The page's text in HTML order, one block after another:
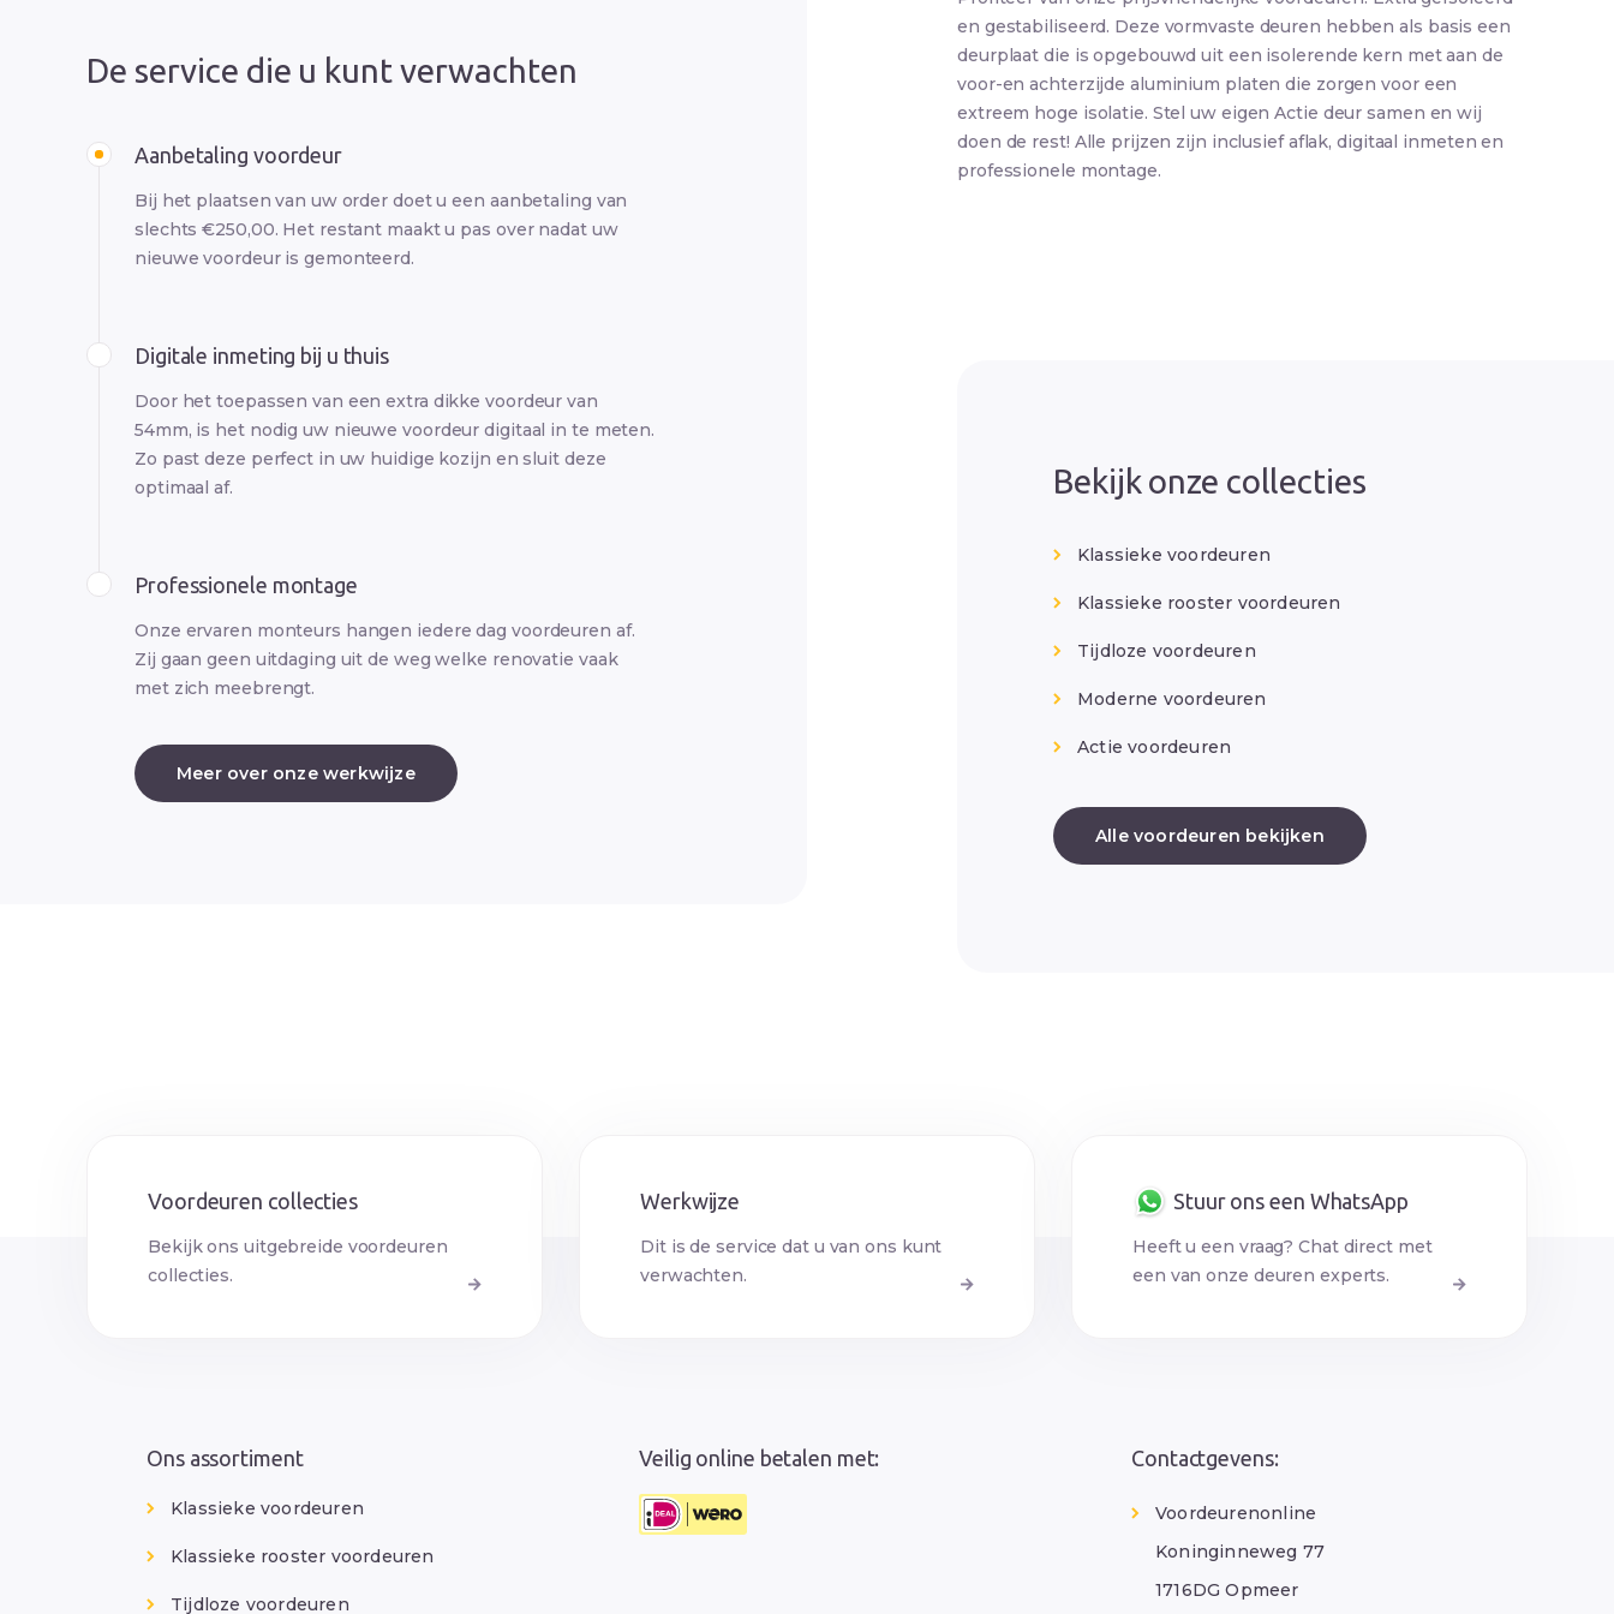
De service die u kunt verwachten
Aanbetaling voordeur
Bij het plaatsen van uw order doet u een aanbetaling van
slechts €250,00. Het restant maakt u pas over nadat uw
nieuwe voordeur is gemonteerd.
Digitale inmeting bij u thuis
Door het toepassen van een extra dikke voordeur van
54mm, is het nodig uw nieuwe voordeur digitaal in te meten.
Zo past deze perfect in uw huidige kozijn en sluit deze
optimaal af.
Professionele montage
Onze ervaren monteurs hangen iedere dag voordeuren af.
Zij gaan geen uitdaging uit de weg welke renovatie vaak
met zich meebrengt.
Meer over onze werkwijze
en gestabiliseerd. Deze vormvaste deuren hebben als basis een
deurplaat die is opgebouwd uit een isolerende kern met aan de
voor-en achterzijde aluminium platen die zorgen voor een
extreem hoge isolatie. Stel uw eigen Actie deur samen en wij
doen de rest! Alle prijzen zijn inclusief aflak, digitaal inmeten en
professionele montage.
Bekijk onze collecties
Klassieke voordeuren
Klassieke rooster voordeuren
Tijdloze voordeuren
Moderne voordeuren
Actie voordeuren
Alle voordeuren bekijken
Voordeuren collecties
Bekijk ons uitgebreide voordeuren
collecties.
Werkwijze
Dit is de service dat u van ons kunt
verwachten.
Stuur ons een WhatsApp
Heeft u een vraag? Chat direct met
een van onze deuren experts.
Ons assortiment
Klassieke voordeuren
Klassieke rooster voordeuren
Tijdloze voordeuren
Veilig online betalen met: Contactgevens:
Voordeurenonline
Koninginneweg 77
1716DG Opmeer